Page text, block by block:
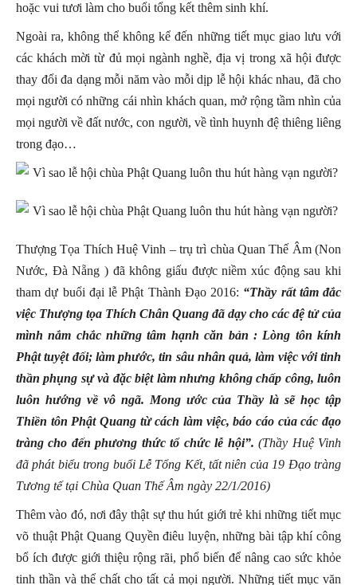
hoặc vui tươi làm cho buổi tổng kết thêm sinh khí.
Ngoài ra, không thể không kể đến những tiết mục giao lưu với
các khách mời từ đủ mọi ngành nghề, địa vị trong xã hội được
thay đổi đa dạng mỗi năm vào mỗi dịp lễ hội khác nhau, đã cho
mọi người có những cái nhìn khách quan, mở rộng tầm nhìn của
mọi người về đất nước, con người, về tình huynh đệ thiêng liêng
trong đạo…
Thượng Tọa Thích Huệ Vinh – trụ trì chùa Quan Thế Âm (Non
Nước, Đà Nẵng ) đã không giấu được niềm xúc động sau khi
tham dự buổi đại lễ Phật Thành Đạo 2016: “Thầy rất tâm đắc
việc Thượng tọa Thích Chân Quang đã dạy cho các đệ tử của
mình nắm chắc những tâm hạnh căn bản : Lòng tôn kính
Phật tuyệt đối; làm phước, tin sâu nhân quả, làm việc với tinh
thần phụng sự và đặc biệt làm nhưng không chấp công, luôn
luôn hướng về vô ngã. Mong ước của Thầy là sẽ học tập
Thiền tôn Phật Quang từ cách làm việc, báo cáo của các đạo
tràng cho đến phương thức tổ chức lễ hội”.(Thầy Huệ Vinh
đã phát biểu trong buổi Lễ Tổng Kết, tất niên của 19 Đạo tràng
Tương tế tại Chùa Quan Thế Âm ngày 22/1/2016)
Thêm vào đó, nơi đây thật sự thu hút giới trẻ khi những tiết mục
võ thuật Phật Quang Quyền điêu luyện, những bài tập khí công
bổ ích được giới thiệu rộng rãi, phổ biến để nâng cao sức khỏe
tinh thần và thể chất cho tất cả mọi người. Những tiết mục văn